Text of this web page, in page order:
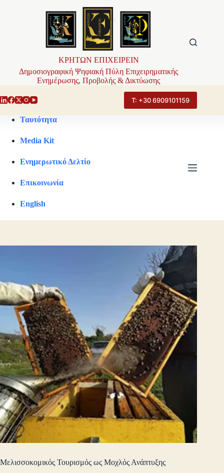
ΚΡΗΤΩΝ ΕΠΙΧΕΙΡΕΙΝ
Δημοσιογραφική Ψηφιακή Πύλη Επιχειρηματικής
Ενημέρωσης, Προβολής & Δικτύωσης
Τ: +30 6909101159
Ταυτότητα
Media Kit
Ενημερωτικό Δελτίο
Επικοινωνία
English
Μελισσοκομικός Τουρισμός ως Μοχλός Ανάπτυξης